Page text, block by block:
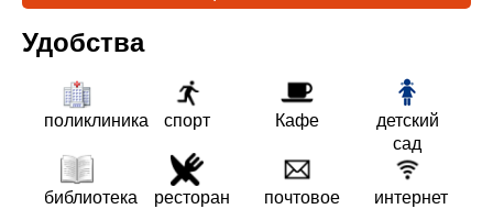
Удобства
поликлиника спорт Кафе
детский
сад
библиотека ресторан
почтовое
интернет